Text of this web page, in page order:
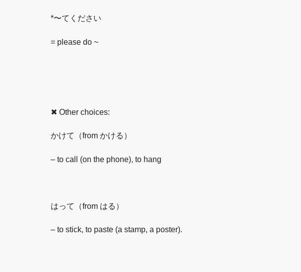
*〜てください
= please do ~
✖ Other choices:
かけて（from かける）
– to call (on the phone), to hang
はって（from はる）
– to stick, to paste (a stamp, a poster).​